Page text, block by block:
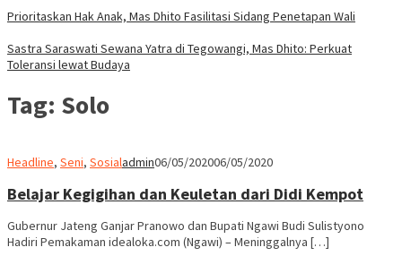
Prioritaskan Hak Anak, Mas Dhito Fasilitasi Sidang Penetapan Wali
Sastra Saraswati Sewana Yatra di Tegowangi, Mas Dhito: Perkuat
Toleransi lewat Budaya
Tag: Solo
Headline, Seni, Sosialadmin06/05/202006/05/2020
Belajar Kegigihan dan Keuletan dari Didi Kempot
Gubernur Jateng Ganjar Pranowo dan Bupati Ngawi Budi Sulistyono
Hadiri Pemakaman idealoka.com (Ngawi) – Meninggalnya […]